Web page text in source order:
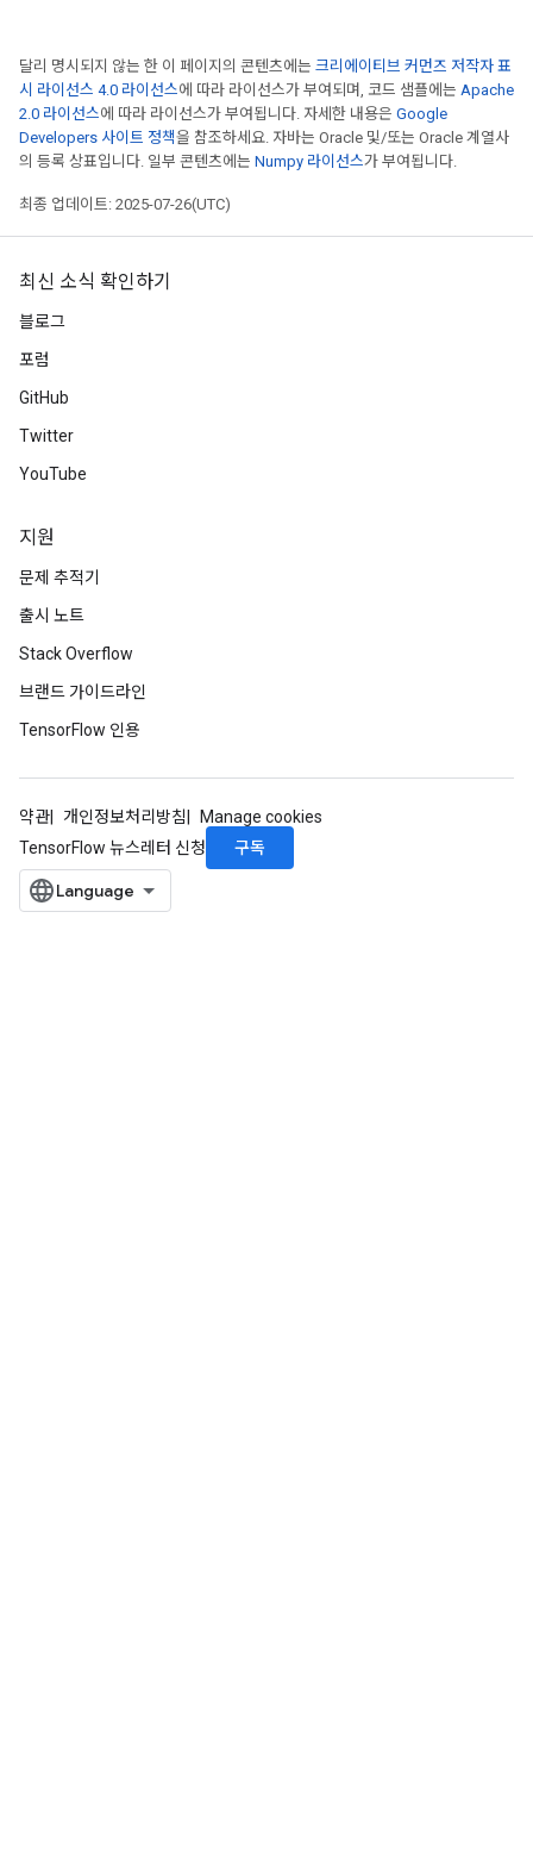
달리 명시되지 않는 한 이 페이지의 콘텐츠에는 크리에이티브 커먼즈 저작자 표
시 라이선스 4.0 라이선스에 따라 라이선스가 부여되며, 코드 샘플에는 Apache
2.0 라이선스에 따라 라이선스가 부여됩니다. 자세한 내용은 Google
Developers 사이트 정책을 참조하세요. 자바는 Oracle 및/또는 Oracle 계열사
의 등록 상표입니다. 일부 콘텐츠에는 Numpy 라이선스가 부여됩니다.
최종 업데이트: 2025-07-26(UTC)
최신 소식 확인하기
블로그
포럼
GitHub
Twitter
YouTube
지원
문제 추적기
출시 노트
Stack Overflow
브랜드 가이드라인
TensorFlow 인용
약관 개인정보처리방침
Manage cookies
TensorFlow 뉴스레터 신청
구독